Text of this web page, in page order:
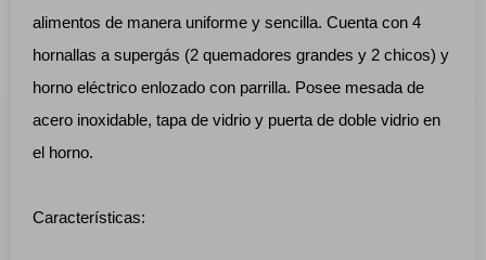
alimentos de manera uniforme y sencilla. Cuenta con 4
hornallas a supergás (2 quemadores grandes y 2 chicos) y
horno eléctrico enlozado con parrilla. Posee mesada de
acero inoxidable, tapa de vidrio y puerta de doble vidrio en
el horno.
Características: